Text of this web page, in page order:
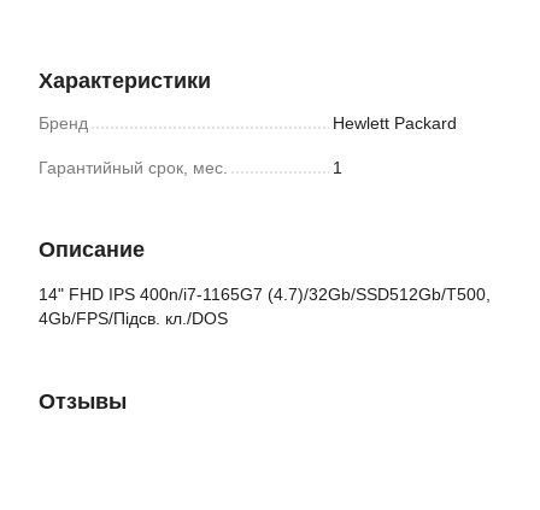
Характеристики
Бренд Hewlett Packard
Гарантийный срок, мес. 1
Описание
14" FHD IPS 400n/i7-1165G7 (4.7)/32Gb/SSD512Gb/T500,
4Gb/FPS/Підсв. кл./DOS
Отзывы